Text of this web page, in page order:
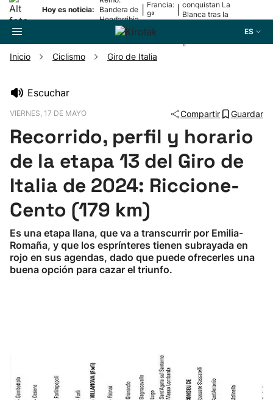
Hoy es noticia:
Bandera de
Hondarribia
Francia:
9ª
conquistan La
Blanca tras la
II
ES
Pelota
Remo
Ciclismo
Atletismo
Inicio Ciclismo Giro de Italia
Escuchar
VIERNES, 17 DE MAYO Compartir Guardar
Recorrido, perfil y horario
de la etapa 13 del Giro de
Italia de 2024: Riccione-
Cento (179 km)
Es una etapa llana, que va a transcurrir por Emilia-
Romaña, y que los esprínteres tienen subrayada en
rojo en sus agendas, dado que puede ofrecerles una
buena opción para cazar el triunfo.